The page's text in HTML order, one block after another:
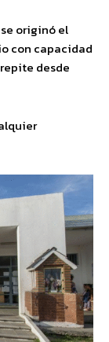
originó el
con capacidad
desde